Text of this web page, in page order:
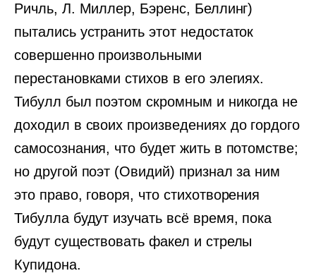
Ричль, Л. Миллер, Бэренс, Беллинг)
пытались устранить этот недостаток
совершенно произвольными
перестановками стихов в его элегиях.
Тибулл был поэтом скромным и никогда не
доходил в своих произведениях до гордого
самосознания, что будет жить в потомстве;
но другой поэт (Овидий) признал за ним
это право, говоря, что стихотворения
Тибулла будут изучать всё время, пока
будут существовать факел и стрелы
Купидона.